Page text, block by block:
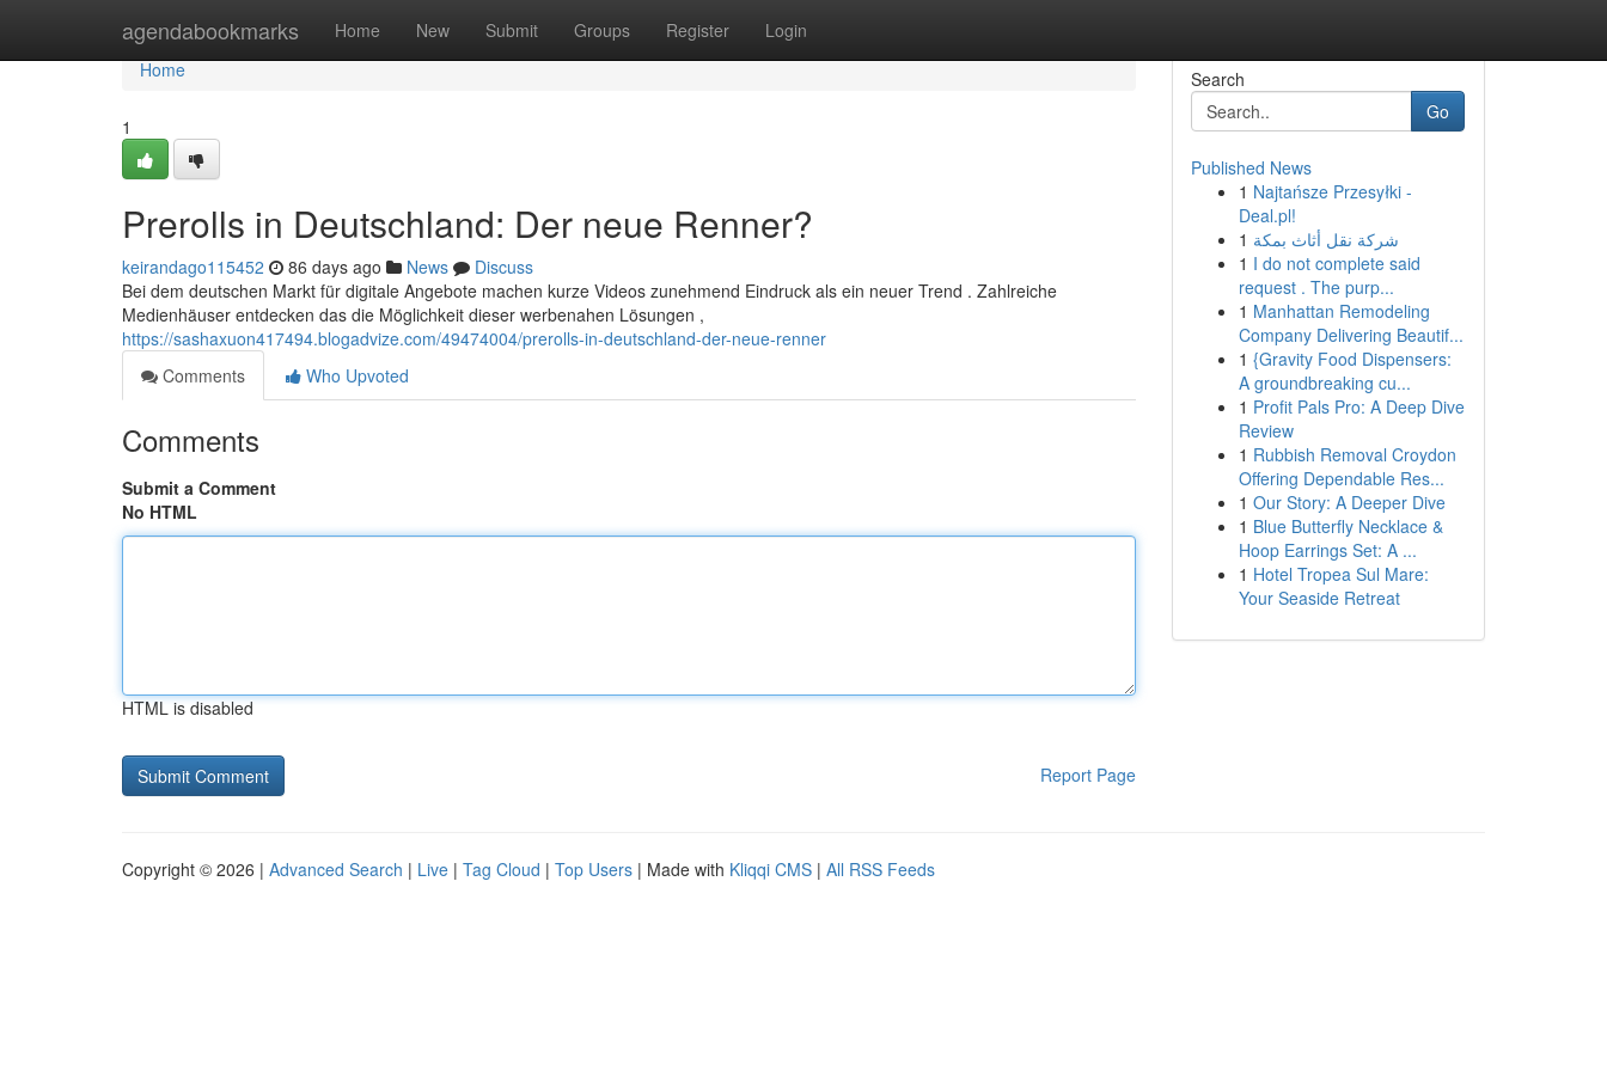
agendabookmarks Home New Submit Groups Register Login
Home
Home
1
Prerolls in Deutschland: Der neue Renner?
keirandago115452 86 days ago News
Discuss
Bei dem deutschen Markt für digitale Angebote machen kurze Videos zunehmend Eindruck als ein neuer Trend . Zahlreiche
Medienhäuser entdecken das die Möglichkeit dieser werbenahen Lösungen ,
https://sashaxuon417494.blogadvize.com/49474004/prerolls-in-deutschland-der-neue-renner
Comments
Who Upvoted
Comments
Submit a Comment
No HTML
HTML is disabled
Report Page
Search
Go
Published News
1 Najtańsze Przesyłki -
Deal.pl!
1 شركة نقل أثاث بمكة
1 I do not complete said
request . The purp...
1 Manhattan Remodeling
Company Delivering Beautif...
1 {Gravity Food Dispensers:
A groundbreaking cu...
1 Profit Pals Pro: A Deep Dive
Review
1 Rubbish Removal Croydon
Offering Dependable Res...
1 Our Story: A Deeper Dive
1 Blue Butterfly Necklace &
Hoop Earrings Set: A ...
1 Hotel Tropea Sul Mare:
Your Seaside Retreat
Copyright © 2026 | Advanced Search | Live | Tag Cloud | Top Users | Made with Kliqqi CMS | All RSS Feeds